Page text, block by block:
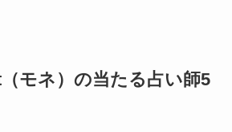
モネ）の当たる占い師5